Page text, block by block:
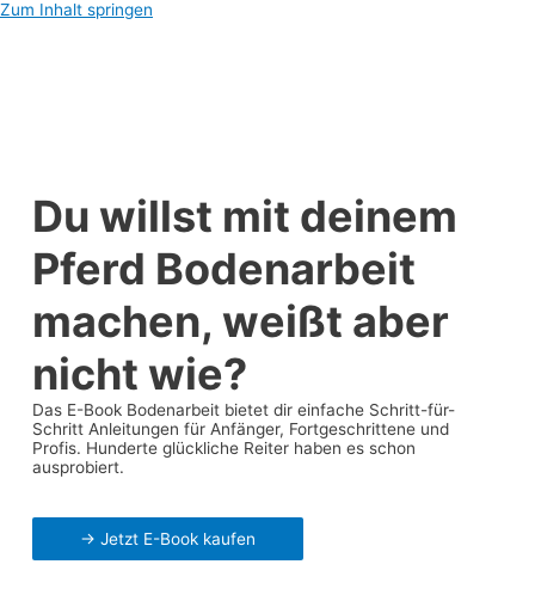
Zum Inhalt springen
Du willst mit deinem
Pferd Bodenarbeit
machen, weißt aber
nicht wie?
Das E-Book Bodenarbeit bietet dir einfache Schritt-für-
Schritt Anleitungen für Anfänger, Fortgeschrittene und
Profis. Hunderte glückliche Reiter haben es schon
ausprobiert.
-> Jetzt E-Book kaufen